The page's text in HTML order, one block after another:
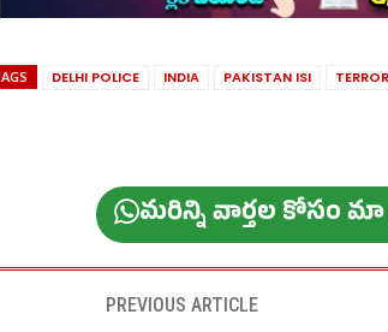
DELHI POLICE INDIA PAKISTAN ISI
మ‌రిన్ని వార్త‌ల కోసం
PREVIOUS ARTICLE